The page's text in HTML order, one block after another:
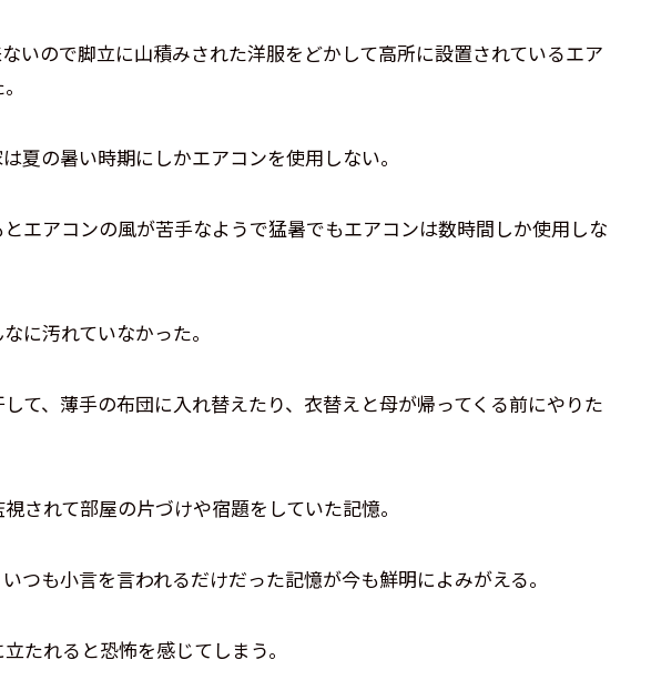
いので脚立に山積みされた洋服をどかして高所に設置されているエア
夏の暑い時期にしかエアコンを使用しない。
エアコンの風が苦手なようで猛暑でもエアコンは数時間しか使用しな
に汚れていなかった。
て、薄手の布団に入れ替えたり、衣替えと母が帰ってくる前にやりた
されて部屋の片づけや宿題をしていた記憶。
つも小言を言われるだけだった記憶が今も鮮明によみがえる。
たれると恐怖を感じてしまう。